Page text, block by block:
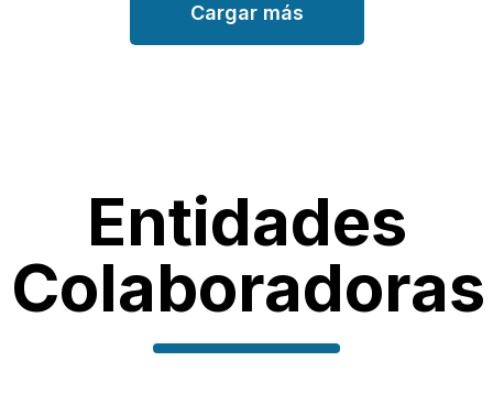
Cargar más
Entidades
Colaboradoras